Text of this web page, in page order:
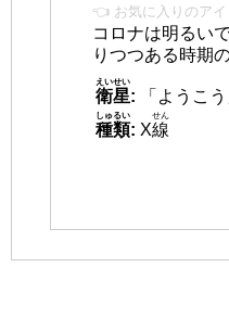
👈 お気に入りのアイ
コロナは明るい
りつつある時期
衛星
えいせい
:
「ようこう
種類
しゅるい
: X線
せん